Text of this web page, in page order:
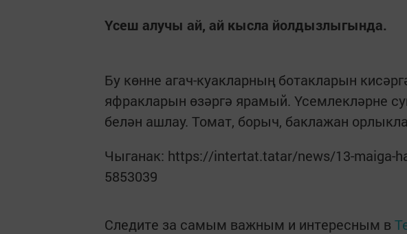
Үсеш алучы ай, ай кысла йолдызлыгында.
Бу көнне агач-куакларның ботакларын
яфракларын өзәргә ярамый. Үсемлекләрне
белән ашлау. Томат, борыч, баклажан
Чыганак: https://intertat.tatar/news/13-maiga-
5853039
Следите за самым важным и интересным в